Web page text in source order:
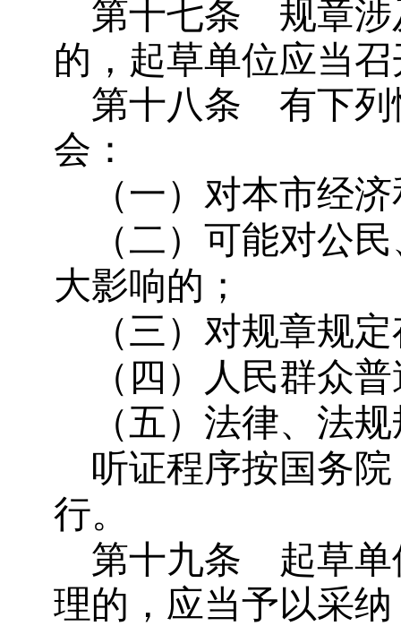
第十七条
规章
的，起草单位应当
第十八条
有下
会：
（一）对本市经
（二）可能对公
大影响的；
（三）对规章规
（四）人民群众
（五）法律、法
听证程序按国务
行。
第十九条
起草
理的，应当予以采